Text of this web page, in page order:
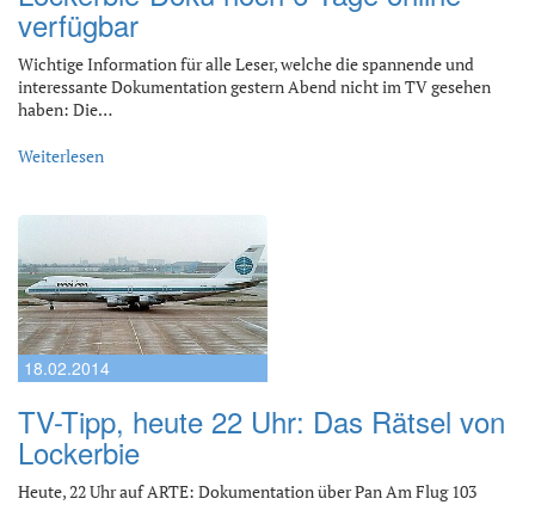
verfügbar
Wichtige Information für alle Leser, welche die spannende und
interessante Dokumentation gestern Abend nicht im TV gesehen
haben: Die…
Weiterlesen
18.02.2014
TV-Tipp, heute 22 Uhr: Das Rätsel von
Lockerbie
Heute, 22 Uhr auf ARTE: Dokumentation über Pan Am Flug 103